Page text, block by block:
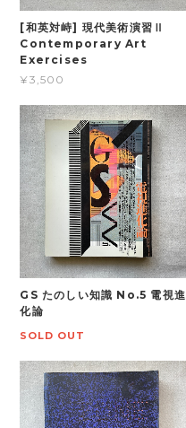
[和英対峙] 現代美術演習Ⅱ
Contemporary Art
Exercises
¥3,500
GS たのしい知識 No.5 電視進
化論
SOLD OUT